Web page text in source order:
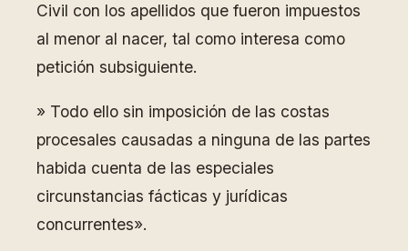
Civil con los apellidos que fueron impuestos
al menor al nacer, tal como interesa como
petición subsiguiente.
» Todo ello sin imposición de las costas
procesales causadas a ninguna de las partes
habida cuenta de las especiales
circunstancias fácticas y jurídicas
concurrentes».